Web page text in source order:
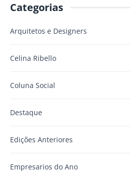
Categorias
Arquitetos e Designers
Celina Ribello
Coluna Social
Destaque
Edições Anteriores
Empresarios do Ano